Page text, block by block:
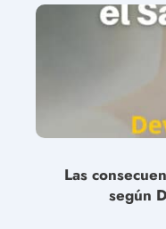
Las
según